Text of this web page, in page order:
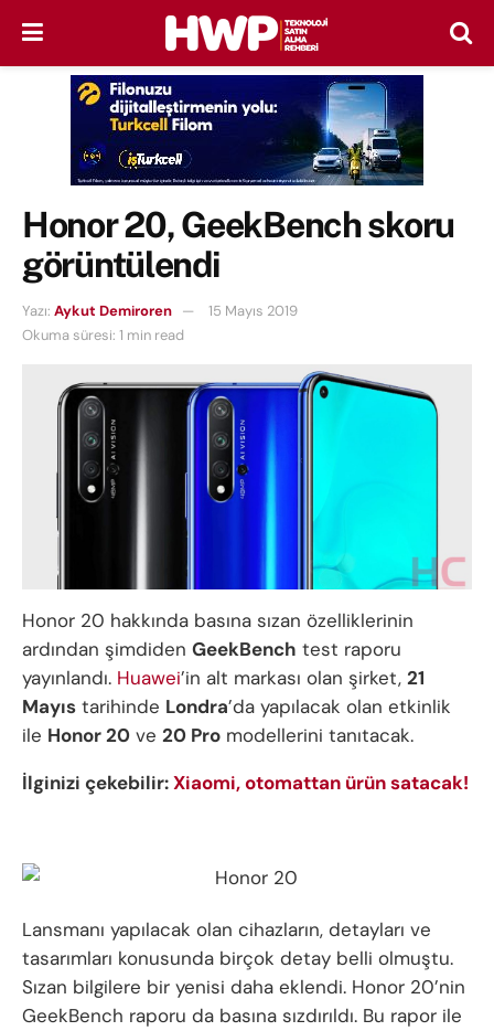
Honor 20, GeekBench skoru
görüntülendi
Yazı: Aykut Demiroren
15 Mayıs 2019
Okuma süresi: 1 min read
Honor 20 hakkında basına sızan özelliklerinin
ardından şimdiden GeekBench test raporu
yayınlandı. Huawei’in alt markası olan şirket, 21
Mayıs tarihinde Londra’da yapılacak olan etkinlik
ile Honor 20 ve 20 Pro modellerini tanıtacak.
İlginizi çekebilir:Xiaomi, otomattan ürün satacak!
Lansmanı yapılacak olan cihazların, detayları ve
tasarımları konusunda birçok detay belli olmuştu.
Sızan bilgilere bir yenisi daha eklendi. Honor 20’nin
GeekBench raporu da basına sızdırıldı. Bu rapor ile